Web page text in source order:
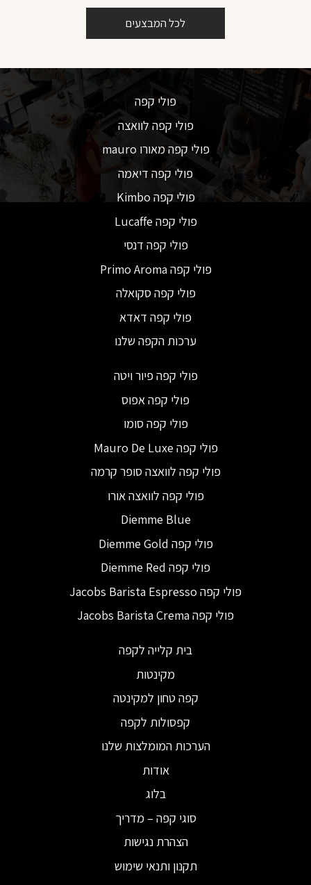
לכל המבצעים
פולי קפה
פולי קפה לוואצה
פולי קפה מאורו mauro
פולי קפה דיאמה
פולי קפה Kimbo
פולי קפה Lucaffe
פולי קפה דנסי
פולי קפה Primo Aroma
פולי קפה סקואלה
פולי קפה דאדא
ערכות הקפה שלנו
פולי קפה פיור ויטה
פולי קפה אפוס
פולי קפה סומו
פולי קפה Mauro De Luxe
פולי קפה לוואצה סופר קרמה
פולי קפה לוואצה אורו
Diemme Blue
פולי קפה Diemme Gold
פולי קפה Diemme Red
פולי קפה Jacobs Barista Espresso
פולי קפה Jacobs Barista Crema
בית קלייה לקפה
מקינטות
קפה טחון למקינטה
קפסולות לקפה
הערכות המומלצות שלנו
אודות
בלוג
סוגי קפה – מדריך
הצהרת נגישות
תקנון ותנאי שימוש